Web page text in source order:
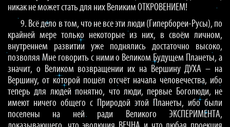
никак не может стать для них Великим ОТКРОВЕНИЕМ!
9. Всё дело в том, что не все эти люди (Гипербореи-Русы), по
крайней мере только некоторые из них, в своём личном,
внутреннем развитии уже поднялись достаточно высоко,
позволяя Мне говорить с ними о Великом Будущем Планеты, а
значит, о Великом возвращении их на Вершину ДУХА – на
Вершину, от которой пошёл отсчёт начала человечества, ибо
теперь для людей понятно, что люди, первые Боголюди, не
имеют ничего общего с Природой этой Планеты, ибо были
поселены на ней ради Великого ЭКСПЕРИМЕНТА,